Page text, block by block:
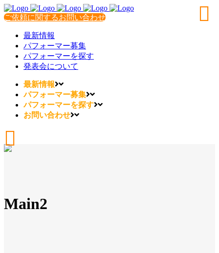
ご依頼に関するお問い合わせ
最新情報
パフォーマー募集
パフォーマーを探す
発表会について
最新情報
パフォーマー募集
パフォーマーを探す
お問い合わせ
Main2